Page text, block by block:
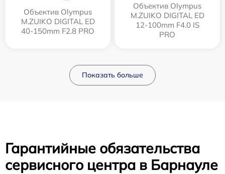
Объектив Olympus
M.ZUIKO DIGITAL ED
40-150mm F2.8 PRO
Объектив Olympus
M.ZUIKO DIGITAL ED
12‑100mm F4.0 IS
PRO
Показать больше
Гарантийные обязательства
сервисного центра в Барнауле